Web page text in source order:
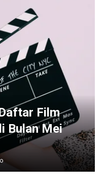
Film
Bulan Mei